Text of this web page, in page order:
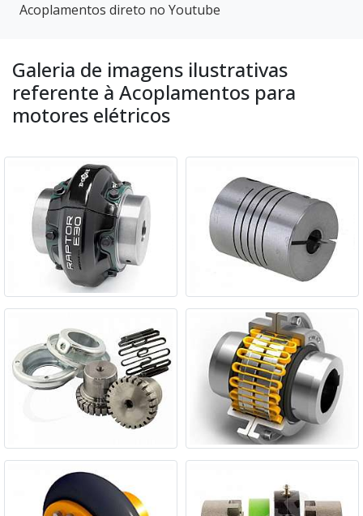
Acoplamentos direto no Youtube
Galeria de imagens ilustrativas
referente à Acoplamentos para
motores elétricos